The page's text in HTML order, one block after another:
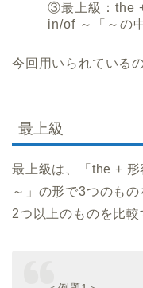
③最上級：the
in/of ～「～の
今回用いられている
最上級
最上級は、「the +
～」の形で3つのも
2つ以上のものを比較